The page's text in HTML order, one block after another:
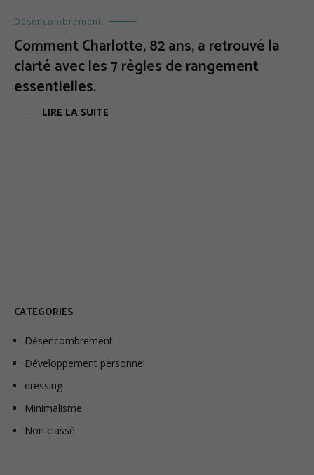
Désencombrement
Comment Charlotte, 82 ans, a retrouvé la
clarté avec les 7 règles de rangement
essentielles.
LIRE LA SUITE
CATEGORIES
Désencombrement
Développement personnel
dressing
Minimalisme
Non classé